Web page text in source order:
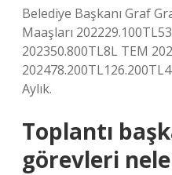
Belediye Başkanı Graf
Maaşları
202350.800TL8L TEM
Aylık.
Toplantı
görevleri